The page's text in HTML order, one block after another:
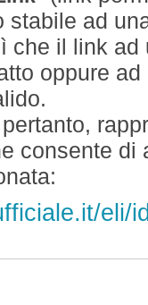
stabile ad
che il link
oppure
consente
eli/